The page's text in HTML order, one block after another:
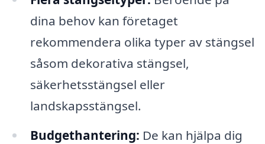
dina behov kan företaget
rekommendera olika typer av stängsel
såsom dekorativa stängsel,
säkerhetsstängsel eller
landskapsstängsel.
Budgethantering: De kan hjälpa dig